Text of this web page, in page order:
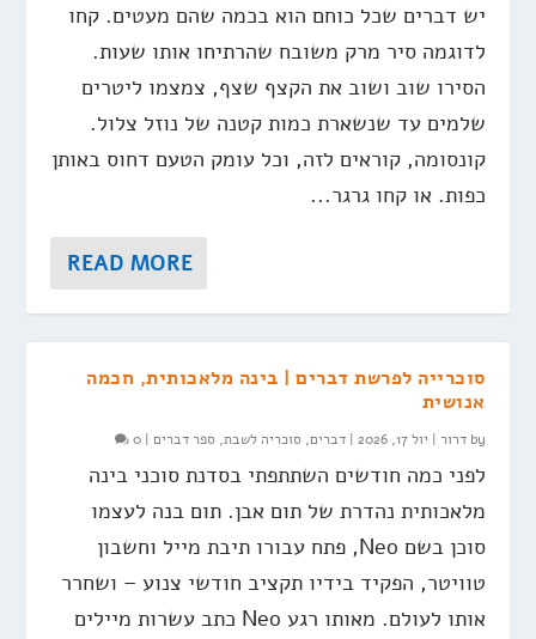
יש דברים שכל כוחם הוא בכמה שהם מעטים. קחו
לדוגמה סיר מרק משובח שהרתיחו אותו שעות.
הסירו שוב ושוב את הקצף שצף, צמצמו ליטרים
שלמים עד שנשארת כמות קטנה של נוזל צלול.
קונסומה, קוראים לזה, וכל עומק הטעם דחוס באותן
כפות. או קחו גרגר...
READ MORE
סוכרייה לפרשת דברים | בינה מלאכותית, חכמה
אנושית
by דרור | יול 17, 2026 |דברים, סוכריה לשבת, ספר דברים |
0
לפני כמה חודשים השתתפתי בסדנת סוכני בינה
מלאכותית נהדרת של תום אבן. תום בנה לעצמו
סוכן בשם Neo, פתח עבורו תיבת מייל וחשבון
טוויטר, הפקיד בידיו תקציב חודשי צנוע – ושחרר
אותו לעולם. מאותו רגע Neo כתב עשרות מיילים